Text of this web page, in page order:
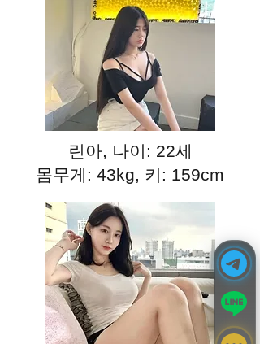
린아, 나이: 22세
몸무게: 43kg, 키: 159cm